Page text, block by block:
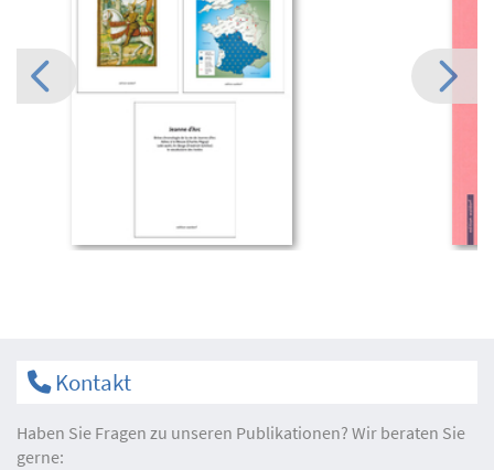
Kontakt
Haben Sie Fragen zu unseren Publikationen? Wir beraten Sie
gerne: